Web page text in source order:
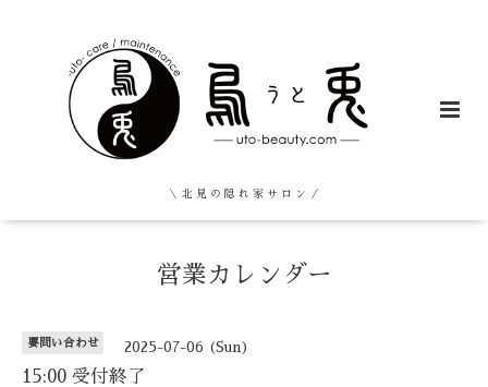
＼ 北 見 の 隠 れ 家 サ ロ ン ／
営業カレンダー
要問い合わせ 2025-07-06 (Sun)
15:00 受付終了